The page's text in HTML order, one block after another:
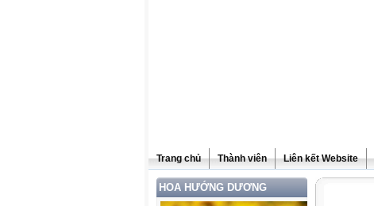
Trang chủ Thành viên Liên kết Website
HOA HƯỚNG DƯƠNG